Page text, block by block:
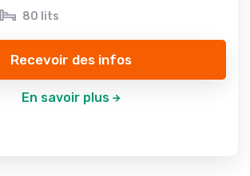
80 lits
Recevoir des infos
En savoir plus